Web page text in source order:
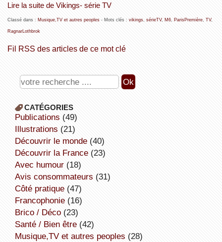
Lire la suite de Vikings- série TV
Classé dans : Musique,TV et autres peoples- Mots clés : vikings, sérieTV, M6, ParisPremière, TV,
RagnarLothbrok
Fil RSS des articles de ce mot clé
CATÉGORIES
publications (49)
illustrations (21)
découvrir le monde(40)
découvrir la France(23)
avec humour(18)
avis consommateurs (31)
côté pratique(47)
Francophonie(16)
Brico / Déco(23)
Santé / Bien être(42)
Musique,TV et autres peoples (28)